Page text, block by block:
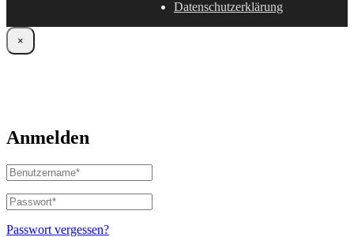
Datenschutzerklärung
×
Anmelden
Benutzername
oder
E-
Mail-
Adresse*
Passwort*
Erforderlich
Passwort vergessen?